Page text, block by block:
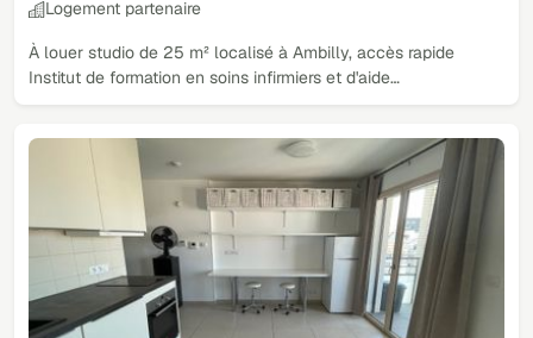
Logement partenaire
À louer studio de 25 m² localisé à Ambilly, accès rapide
Institut de formation en soins infirmiers et d'aide…